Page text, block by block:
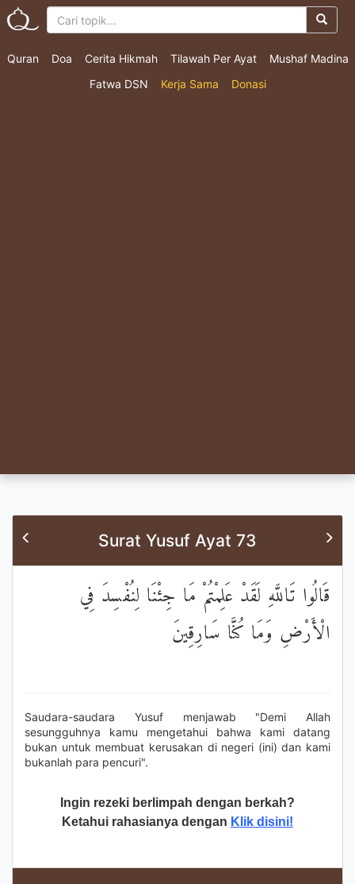
Quran Doa Cerita Hikmah Tilawah Per Ayat
Mushaf Madina
Fatwa DSN
Kerja Sama Donasi
Surat Yusuf Ayat 73
قَالُوا تَاللَّهِ لَقَدْ عَلِمْتُمْ مَا جِئْنَا لِنُفْسِدَ فِي
الْأَرْضِ وَمَا كُنَّا سَارِقِينَ
Saudara-saudara Yusuf menjawab "Demi Allah
sesungguhnya kamu mengetahui bahwa kami datang
bukan untuk membuat kerusakan di negeri (ini) dan kami
bukanlah para pencuri".
Ingin rezeki berlimpah dengan berkah?
Ketahui rahasianya dengan Klik disini!